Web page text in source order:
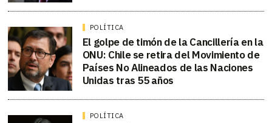
POLÍTICA
El golpe de timón de la Cancillería en la
ONU: Chile se retira del Movimiento de
Países No Alineados de las Naciones
Unidas tras 55 años
POLÍTICA